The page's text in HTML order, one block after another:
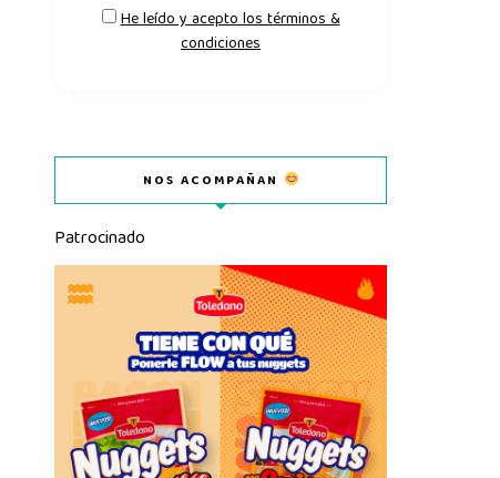
He leído y acepto los términos &
condiciones
NOS ACOMPAÑAN
Patrocinado